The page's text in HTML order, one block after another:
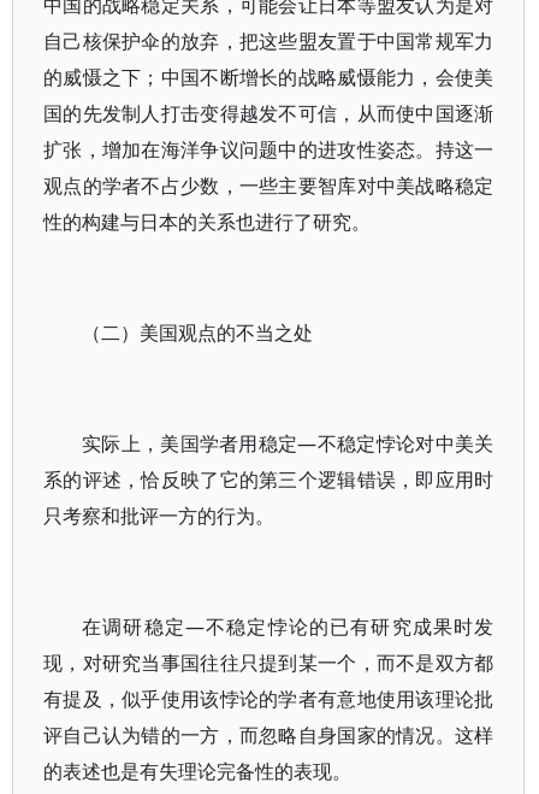
自己核保护伞的放弃，把这些盟友置于中国常规军力
的威慑之下；中国不断增长的战略威慑能力，会使美
国的先发制人打击变得越发不可信，从而使中国逐渐
扩张，增加在海洋争议问题中的进攻性姿态。持这一
观点的学者不占少数，一些主要智库对中美战略稳定
性的构建与日本的关系也进行了研究。
（二）美国观点的不当之处
实际上，美国学者用稳定—不稳定悖论对中美关
系的评述，恰反映了它的第三个逻辑错误，即应用时
只考察和批评一方的行为。
在调研稳定—不稳定悖论的已有研究成果时发
现，对研究当事国往往只提到某一个，而不是双方都
有提及，似乎使用该悖论的学者有意地使用该理论批
评自己认为错的一方，而忽略自身国家的情况。这样
的表述也是有失理论完备性的表现。